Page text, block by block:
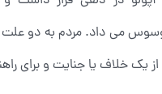
می داد. مردم به دو علت
یک خلاف یا جنایت و برای